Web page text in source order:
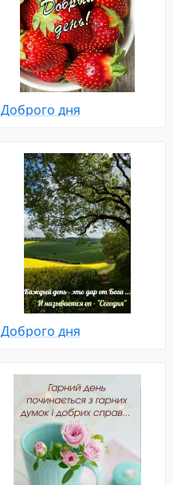
Доброго дня
Доброго дня